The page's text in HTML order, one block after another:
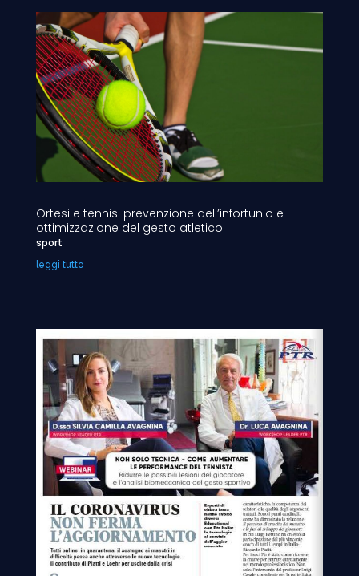
Ortesi e tennis: prevenzione dell’infortunio e
ottimizzazione del gesto atletico
sport
leggi tutto